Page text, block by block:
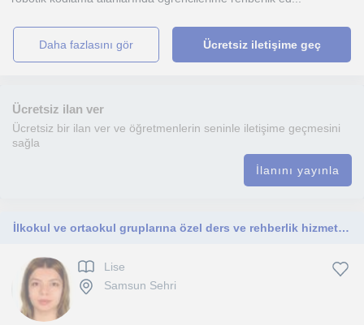
daha fazlasını gör Ücretsiz iletişime geç
Ücretsiz ilan ver
Ücretsiz bir ilan ver ve öğretmenlerin seninle iletişime geçmesini
sağla
İlanını yayınla
İlkokul ve ortaokul gruplarına özel ders ve rehberlik hizmeti vermekteyim.
Lise
Samsun Sehri